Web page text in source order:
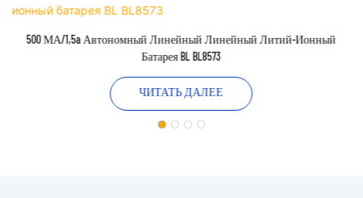
500 МА/1,5a Автономный Линейный Линейный Литий-Ионный
Батарея BL BL8573
ЧИТАТЬ ДАЛЕЕ